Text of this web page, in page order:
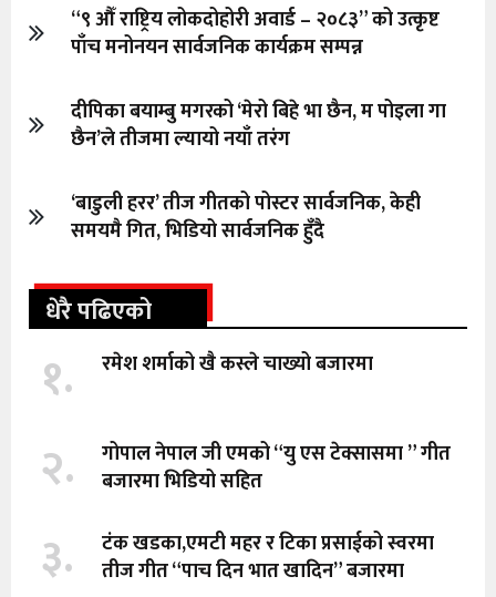
“९ औँ राष्ट्रिय लोकदोहोरी अवार्ड – २०८३” को उत्कृष्ट
पाँच मनोनयन सार्वजनिक कार्यक्रम सम्पन्न
दीपिका बयाम्बु मगरको ‘मेरो बिहे भा छैन, म पोइला गा
छैन’ले तीजमा ल्यायो नयाँ तरंग
‘बाडुली हरर’ तीज गीतको पोस्टर सार्वजनिक, केही
समयमै गित, भिडियो सार्वजनिक हुँदै
धेरै पढिएको
१. रमेश शर्माको खै कस्ले चाख्यो बजारमा
२.
गोपाल नेपाल जी एमको “यु एस टेक्सासमा ” गीत
बजारमा भिडियो सहित
३.
टंक खडका,एमटी महर र टिका प्रसाईको स्वरमा
तीज गीत “पाच दिन भात खादिन” बजारमा